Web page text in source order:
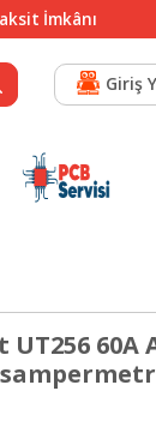
İmkânı
Giriş
60A